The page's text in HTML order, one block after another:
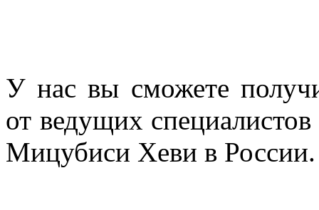
У нас вы сможете
от ведущих
Мицубиси Хеви в России.